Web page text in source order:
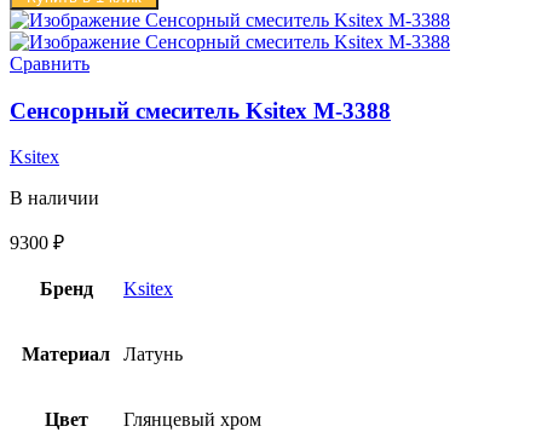
Сравнить
Сенсорный смеситель Ksitex M-3388
Ksitex
В наличии
9300 ₽
Бренд Ksitex
Материал Латунь
Цвет Глянцевый хром